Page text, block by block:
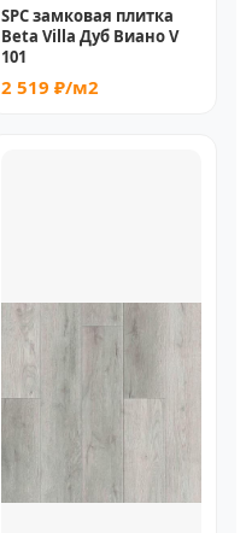
SPC замковая плитка
Beta Villa Дуб Виано V
101
2 519 ₽/м2